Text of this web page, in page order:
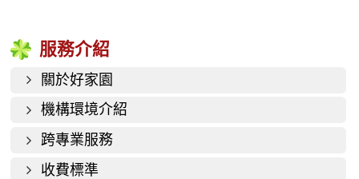
服務介紹
關於好家園
機構環境介紹
跨專業服務
收費標準